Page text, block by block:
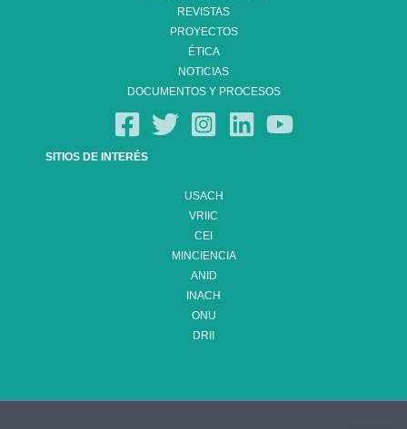
REVISTAS
PROYECTOS
ÉTICA
NOTICIAS
DOCUMENTOS Y PROCESOS
SITIOS DE INTERÉS
USACH
VRIIC
CEI
MINCIENCIA
ANID
INACH
ONU
DRII